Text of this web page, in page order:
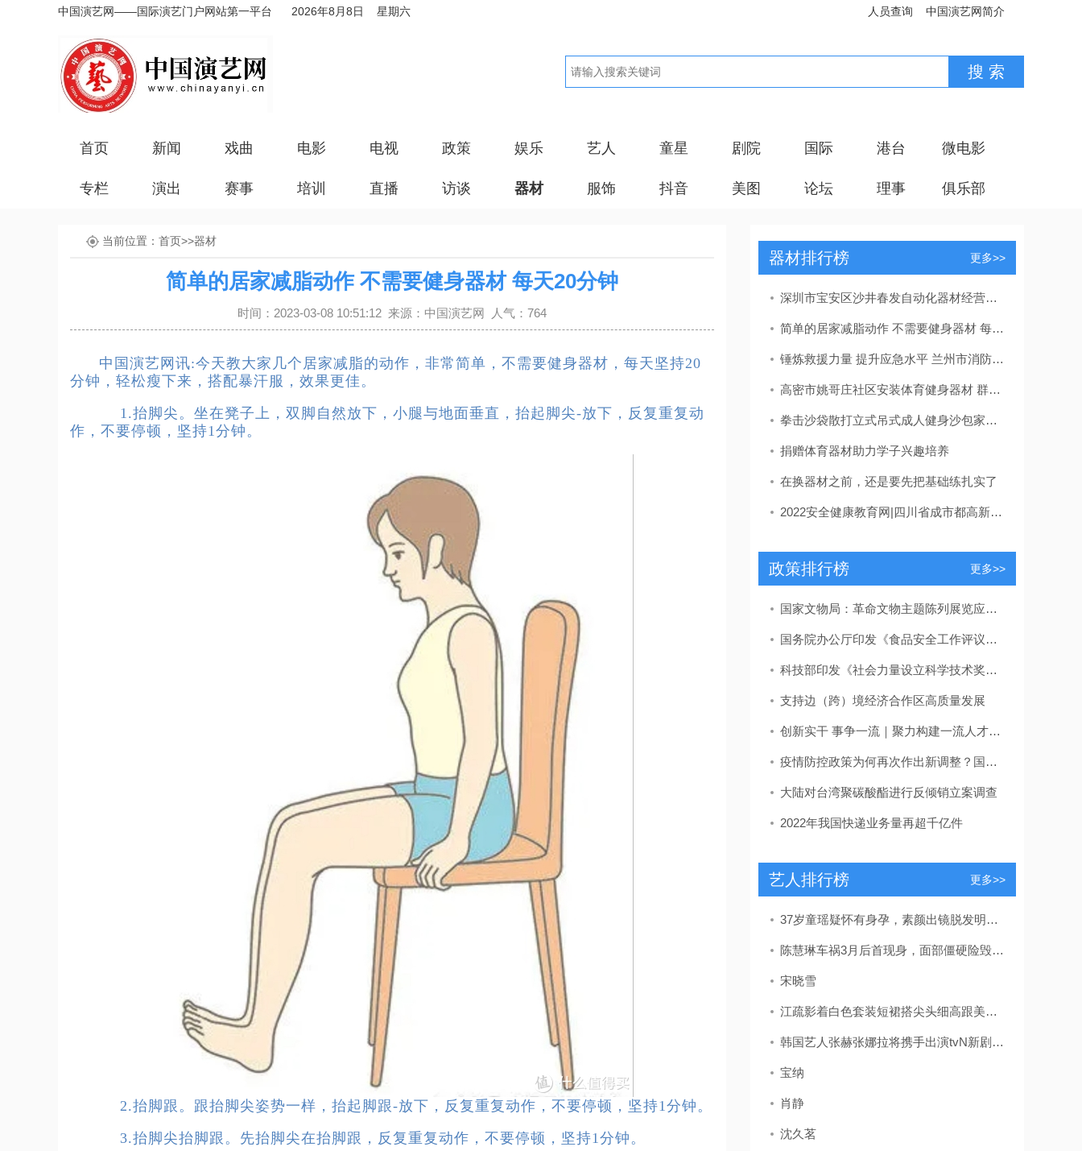
中国演艺网——国际演艺门户网站第一平台 2026年8月8日 星期六 人员查询 中国演艺网简介
首页 新闻 戏曲 电影 电视 政策 娱乐 艺人 童星 剧院 国际 港台 微电影
专栏 演出 赛事 培训 直播 访谈 器材 服饰 抖音 美图 论坛 理事 俱乐部
当前位置： 首页>>器材
简单的居家减脂动作 不需要健身器材 每天20分钟
时间：2023-03-08 10:51:12 来源：中国演艺网 人气：764
中国演艺网讯:今天教大家几个居家减脂的动作，非常简单，不需要健身器材，每天坚持20
分钟，轻松瘦下来，搭配暴汗服，效果更佳。
1.抬脚尖。坐在凳子上，双脚自然放下，小腿与地面垂直，抬起脚尖-放下，反复重复动
作，不要停顿，坚持1分钟。
2.抬脚跟。跟抬脚尖姿势一样，抬起脚跟-放下，反复重复动作，不要停顿，坚持1分钟。
3.抬脚尖抬脚跟。先抬脚尖在抬脚跟，反复重复动作，不要停顿，坚持1分钟。
器材排行榜 更多>>
深圳市宝安区沙井春发自动化器材经营部销售未标注产品执行标准号的产品案
简单的居家减脂动作 不需要健身器材 每天20分钟
锤炼救援力量 提升应急水平 兰州市消防救援支队城关区大队开展轻型搜救队拉动暨车辆器材测试
高密市姚哥庄社区安装体育健身器材 群众乐享健康生活
拳击沙袋散打立式吊式成人健身沙包家用不倒翁儿童跆拳道训练器材
捐赠体育器材助力学子兴趣培养
在换器材之前，还是要先把基础练扎实了
2022安全健康教育网|四川省成市都高新区综合保税区开展消防安全培训及消防器材演练
政策排行榜 更多>>
国家文物局：革命文物主题陈列展览应力戒“主题模糊”“千馆一面”
国务院办公厅印发《食品安全工作评议考核办法》
科技部印发《社会力量设立科学技术奖管理办法》
支持边（跨）境经济合作区高质量发展
创新实干 事争一流｜聚力构建一流人才发展体系！东营区发布教育、卫生、吕剧人才新政策
疫情防控政策为何再次作出新调整？国家卫健委回应
大陆对台湾聚碳酸酯进行反倾销立案调查
2022年我国快递业务量再超千亿件
艺人排行榜 更多>>
37岁童瑶疑怀有身孕，素颜出镜脱发明显，放宝宝安全座椅孕味十足
陈慧琳车祸3月后首现身，面部僵硬险毁容，留疤自曝未找整容医生
宋晓雪
江疏影着白色套装短裙搭尖头细高跟美的独特网友：被长腿折服
韩国艺人张赫张娜拉将携手出演tvN新剧《family》
宝纳
肖静
沈久茗